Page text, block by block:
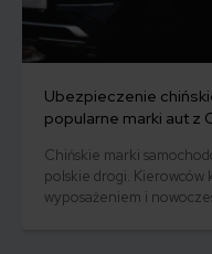
Ubezpieczenie
popularne marki aut z
Chińskie marki
polskie drogi. Kierowców
wyposażeniem i